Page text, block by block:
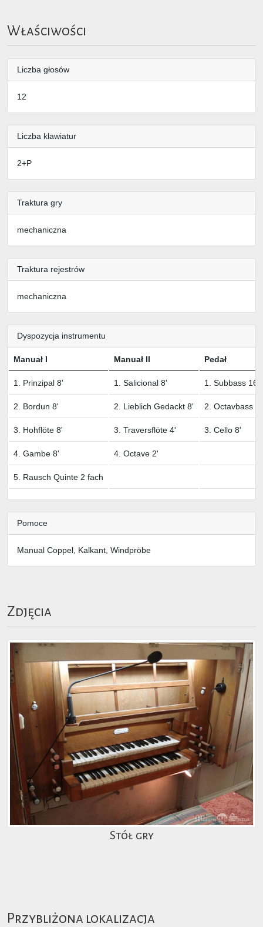
Właściwości
Liczba głosów
12
Liczba klawiatur
2+P
Traktura gry
mechaniczna
Traktura rejestrów
mechaniczna
Dyspozycja instrumentu
Manuał I Manuał II Pedał
1. Prinzipal 8' 1. Salicional 8' 1. Subbass 16'
2. Bordun 8' 2. Lieblich Gedackt 8' 2. Octavbass 8'
3. Hohflöte 8' 3. Traversflöte 4' 3. Cello 8'
4. Gambe 8' 4. Octave 2'
5. Rausch Quinte 2 fach
Pomoce
Manual Coppel, Kalkant, Windpröbe
Zdjęcia
Stół gry
Przybliżona lokalizacja